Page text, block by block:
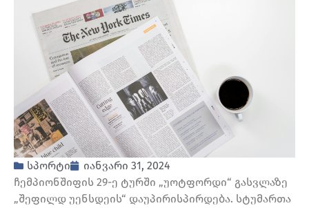
სპორტი
იანვარი 31, 2024
ჩემპიონშიფის 29-ე ტურში „უოტფორდი“ გასვლაზე
„შეფილდ უენსდეის“ დაუპირისპირდება. სტუმართა